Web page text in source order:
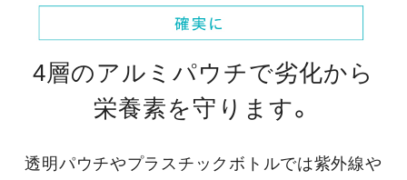
4層のアルミパウチで劣化から
栄養素を守ります。
透明パウチやプラスチックボトルでは紫外線や